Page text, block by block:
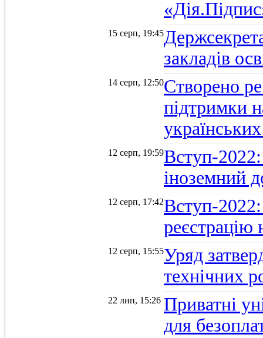
15 серп, 19:45
закладів
14 серп, 12:50Створено
підтримки
12 серп, 19:59Вступ-
іноземний
12 серп, 17:42Вступ-
12 серп, 15:55Уряд
технічних
22 лип, 15:26 Приватні
для